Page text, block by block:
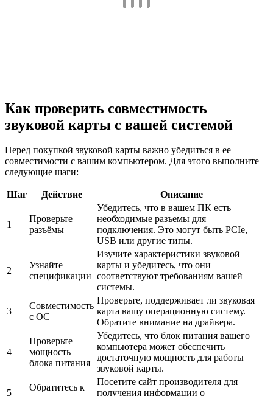
Как проверить совместимость
звуковой карты с вашей системой
Перед покупкой звуковой карты важно убедиться в ее
совместимости с вашим компьютером. Для этого выполните
следующие шаги:
Шаг Действие Описание
1
Проверьте
разъёмы
Убедитесь, что в вашем ПК есть
необходимые разъемы для
подключения. Это могут быть PCIe,
USB или другие типы.
2
Узнайте
спецификации
Изучите характеристики звуковой
карты и убедитесь, что они
соответствуют требованиям вашей
системы.
3
Совместимость
с ОС
Проверьте, поддерживает ли звуковая
карта вашу операционную систему.
Обратите внимание на драйвера.
4
Проверьте
мощность
блока питания
Убедитесь, что блок питания вашего
компьютера может обеспечить
достаточную мощность для работы
звуковой карты.
5
Обратитесь к
Посетите сайт производителя для
получения информации о